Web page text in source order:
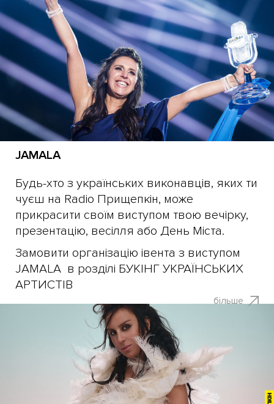
JAMALA
Будь-хто з українських виконавців, яких ти
чуєш на Radio Прищепкін, може
прикрасити своїм виступом твою вечірку,
презентацію, весілля або День Міста.
Замовити організацію івента з виступом
JAMALA в розділі БУКІНГ УКРАЇНСЬКИХ
АРТИСТІВ
більше